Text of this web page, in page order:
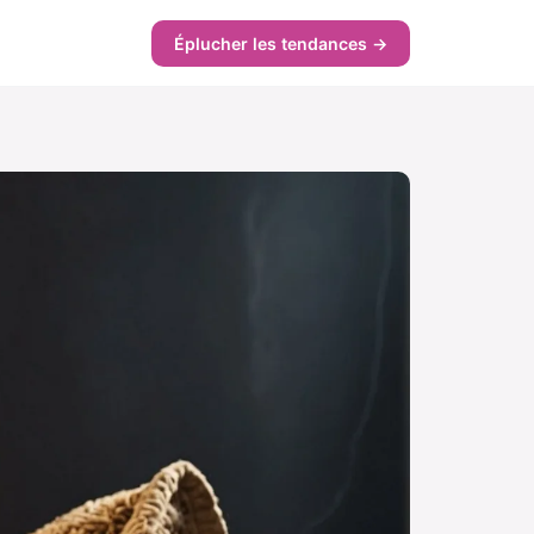
Éplucher les tendances →